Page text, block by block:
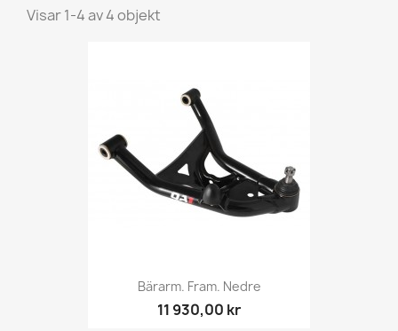
Visar 1-4 av 4 objekt
Bärarm. Fram. Nedre
11 930,00 kr